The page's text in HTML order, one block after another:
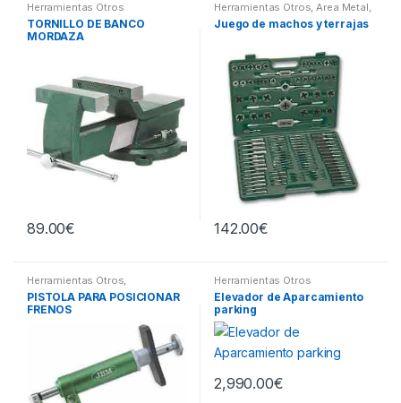
Herramientas Otros
TORNILLO DE BANCO
MORDAZA
89.00€
Herramientas Otros,Area Metal,
Roscas, Herramientas ,
Maletines Herramientas,
Juego de machos y terrajas
142.00€
Herramientas Otros,
Herramientas Frenos y
Refrigeración
PISTOLA PARA POSICIONAR
FRENOS
Herramientas Otros
Elevador de Aparcamiento
parking
2,990.00€